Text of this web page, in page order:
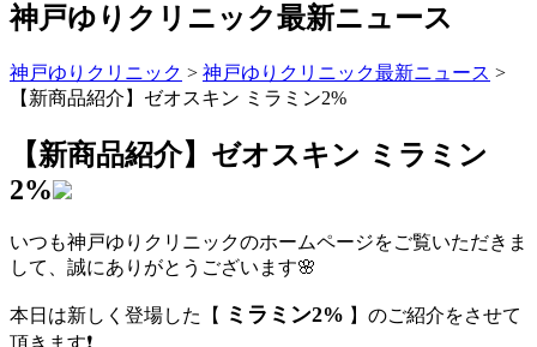
神戸ゆりクリニック最新ニュース
神戸ゆりクリニック > 神戸ゆりクリニック最新ニュース >
【新商品紹介】ゼオスキン ミラミン2%
【新商品紹介】ゼオスキン ミラミン
2%
いつも神戸ゆりクリニックのホームページをご覧いただきま
して、誠にありがとうございます🌸
本日は新しく登場した【 ミラミン2% 】のご紹介をさせて
頂きます❗